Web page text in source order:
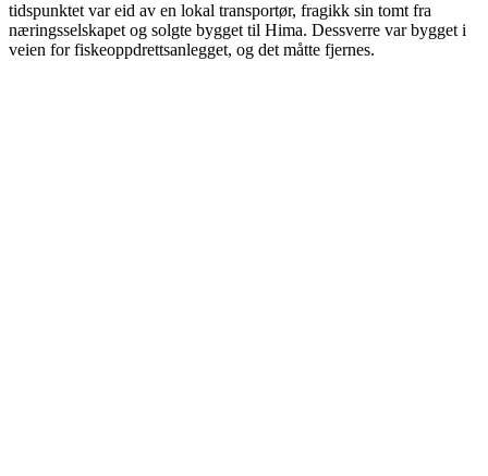
tidspunktet var eid av en lokal transportør, fragikk sin tomt fra
næringsselskapet og solgte bygget til Hima. Dessverre var bygget i
veien for fiskeoppdrettsanlegget, og det måtte fjernes.